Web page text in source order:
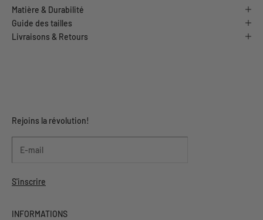
Matière & Durabilité
Guide des tailles
Livraisons & Retours
Rejoins la révolution!
S'inscrire
INFORMATIONS